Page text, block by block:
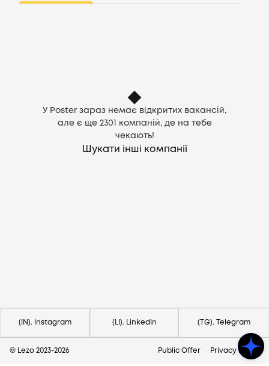
UA
У Poster зараз немає відкритих вакансій,
але є ще 2301
компаній, де на тебе
чекають!
Шукати інші компанії
(IN). Instagram (LI). LinkedIn (TG). Telegram
© Lezo 2023-2026 Public Offer Privacy Policy